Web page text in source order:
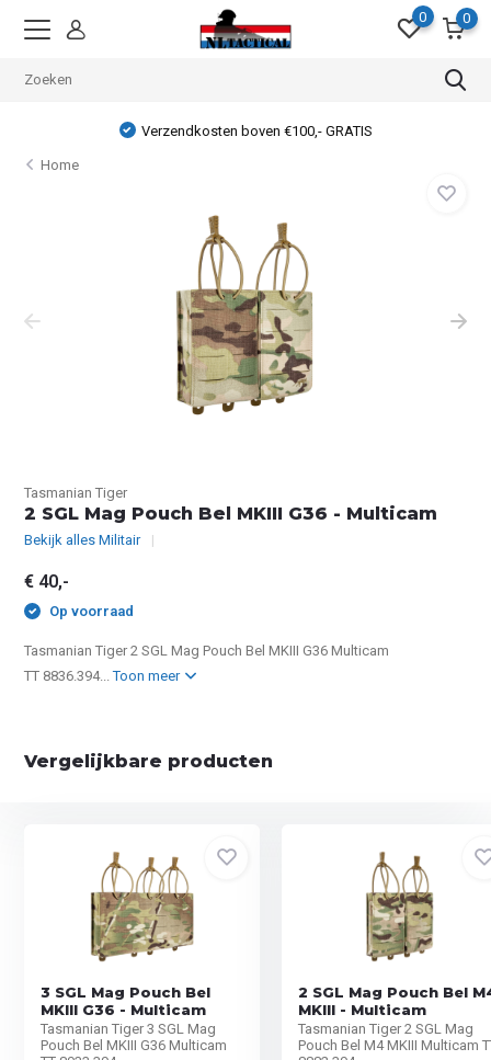
0 0
Verzendkosten boven €100,- GRATIS
Home
Tasmanian Tiger
2 SGL Mag Pouch Bel MKIII G36 - Multicam
Bekijk alles Militair
€ 40,-
Op voorraad
Tasmanian Tiger 2 SGL Mag Pouch Bel MKIII G36 Multicam
TT 8836.394...Toon meer
Vergelijkbare producten
3 SGL Mag Pouch Bel
MKIII G36 - Multicam
Tasmanian Tiger 3 SGL Mag
Pouch Bel MKIII G36 Multicam
2 SGL Mag Pouch Bel
MKIII - Multicam
Tasmanian Tiger 2 SGL Mag
Pouch Bel M4 MKIII Multicam